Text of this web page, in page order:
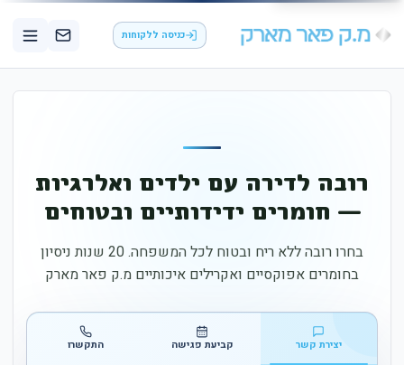
כניסה ללקוחות
רובה לדירה עם ילדים ואלרגיות
— חומרים ידידותיים ובטוחים
בחרו רובה ללא ריח ובטוח לכל המשפחה. 20 שנות ניסיון
בחומרים אפוקסיים ואקרילים איכותיים מ.ק פאר מארק
יצירת קשר קביעת פגישה התקשרו